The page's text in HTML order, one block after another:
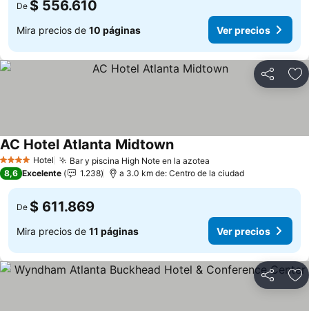
De $ 556.610
Mira precios de 10 páginas Ver precios
Compartir
4 EstrellasHotel Bar y piscina High Note en la azotea
AC Hotel Atlanta Midtown
8,6 Excelente 1.238 a 3.0 km de: Centro de la ciudad
De $ 611.869
Mira precios de 11 páginas Ver precios
Compartir